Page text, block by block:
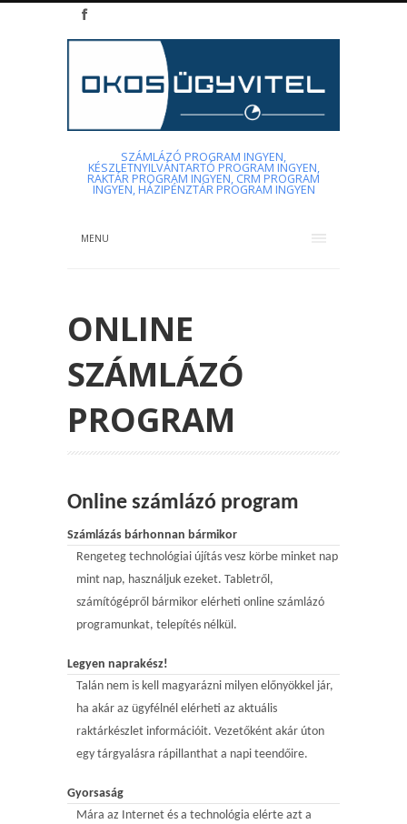
SZÁMLÁZÓ PROGRAM INGYEN,
KÉSZLETNYILVÁNTARTÓ PROGRAM INGYEN,
RAKTÁR PROGRAM INGYEN, CRM PROGRAM
INGYEN, HÁZIPÉNZTÁR PROGRAM INGYEN
MENU
ONLINE
SZÁMLÁZÓ
PROGRAM
Online számlázó program
Számlázás bárhonnan bármikor
Rengeteg technológiai újítás vesz körbe minket nap
mint nap, használjuk ezeket. Tabletről,
számítógépről bármikor elérheti online számlázó
programunkat, telepítés nélkül.
Legyen naprakész!
Talán nem is kell magyarázni milyen előnyökkel jár,
ha akár az ügyfélnél elérheti az aktuális
raktárkészlet információit. Vezetőként akár úton
egy tárgyalásra rápillanthat a napi teendőire.
Gyorsaság
Mára az Internet és a technológia elérte azt a